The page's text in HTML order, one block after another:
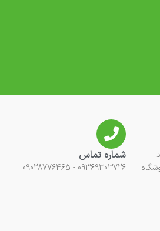
شماره تماس
09369303726 - 09028776465